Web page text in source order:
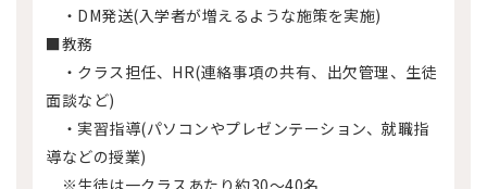
・DM発送(入学者が増えるような施策を実施)
■教務
・クラス担任、HR(連絡事項の共有、出欠管理、生徒
面談など)
・実習指導(パソコンやプレゼンテーション、就職指
導などの授業)
※生徒は一クラスあたり約30～40名